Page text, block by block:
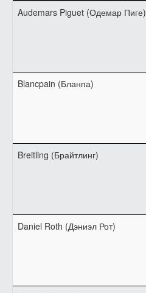
Audemars Piguet (Одемар Пиге)
Blancpain (Бланпа)
Breitling (Брайтлинг)
Daniel Roth (Дэниэл Рот)